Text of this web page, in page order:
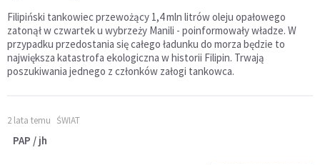
Filipiński tankowiec przewożący 1,4 mln litrów oleju opałowego
zatonął w czwartek u wybrzeży Manili - poinformowały władze. W
przypadku przedostania się całego ładunku do morza będzie to
największa katastrofa ekologiczna w historii Filipin. Trwają
poszukiwania jednego z członków załogi tankowca.
2 lata temu ŚWIAT
PAP / jh